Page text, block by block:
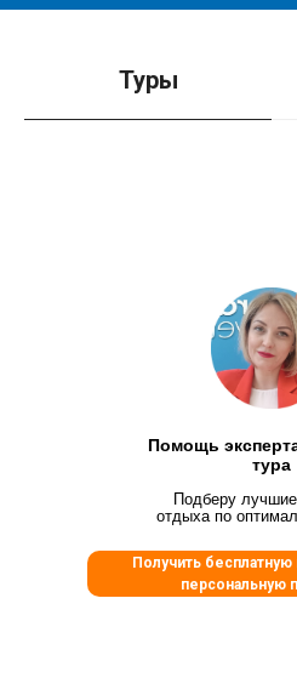
Туры
Помощь
тура
Подберу
отдыха по
Получить
персональную